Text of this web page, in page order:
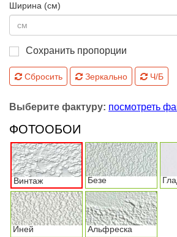
Ширина (см)
Сохранить пропорции
Сбросить Зеркально Ч/Б
Выберите фактуру: посмотреть
ФОТООБОИ
Винтаж Безе
Иней Альфреска